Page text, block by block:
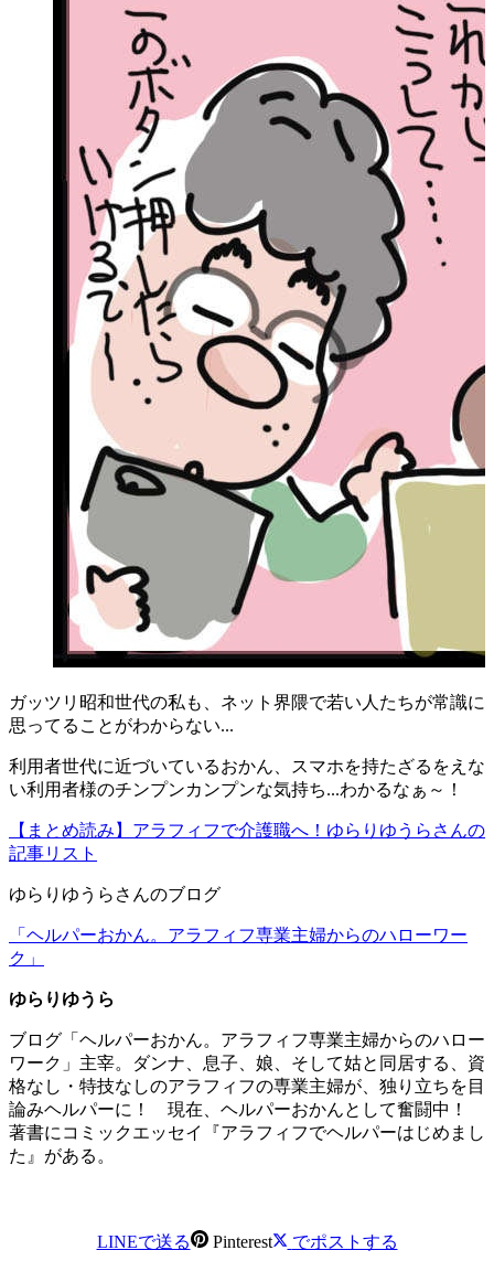
ガッツリ昭和世代の私も、 ネット界隈で若い人たちが常識に
思ってることがわからない...
利用者世代に近づいているおかん、 スマホを持たざるをえな
い利用者様のチンプンカンプンな気持ち...わかるなぁ～！
【まとめ読み】アラフィフで介護職へ！ゆらりゆうらさんの
記事リスト
ゆらりゆうらさんのブログ
「ヘルパーおかん。アラフィフ専業主婦からのハローワー
ク」
ゆらりゆうら
ブログ「ヘルパーおかん。アラフィフ専業主婦からのハロー
ワーク」主宰。ダンナ、息子、娘、そして姑と同居する、資
格なし・特技なしのアラフィフの専業主婦が、独り立ちを目
論みヘルパーに！ 現在、ヘルパーおかんとして奮闘中！
著書にコミックエッセイ『アラフィフでヘルパーはじめまし
た』がある。
LINEで送る Pinterest でポストする